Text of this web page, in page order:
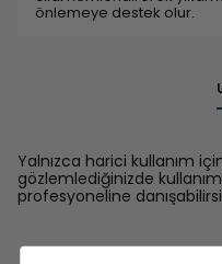
önlemeye destek olur.
Yalnızca harici kullanım
gözlemlediğinizde
profesyoneline